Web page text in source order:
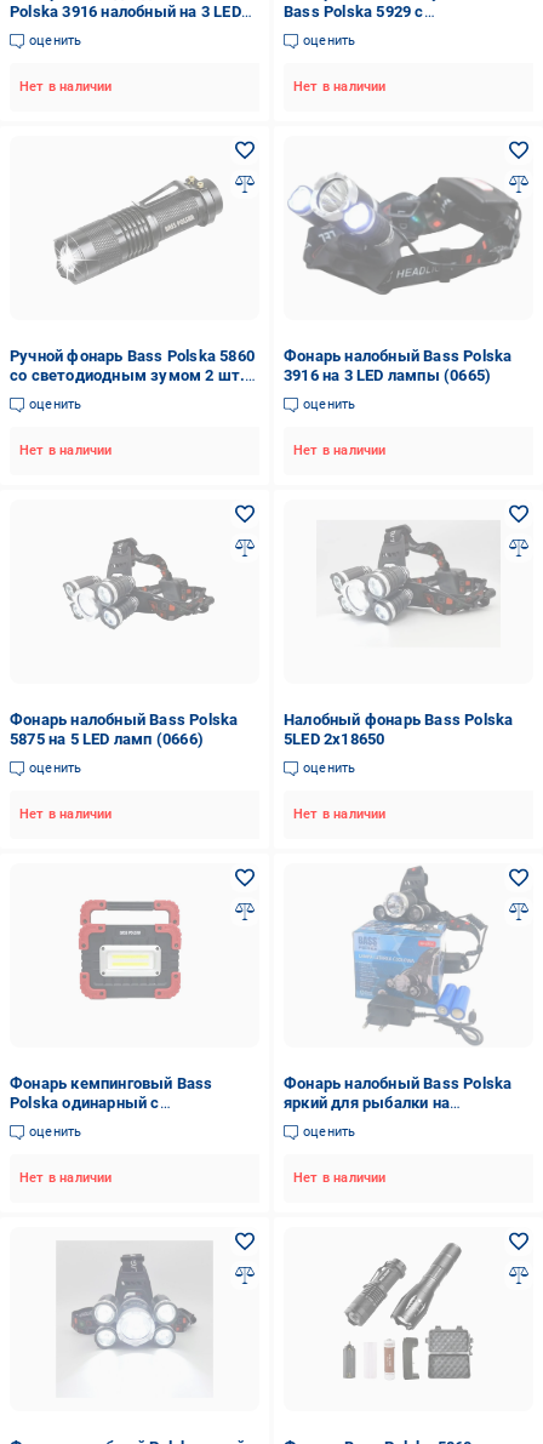
Polska 3916 налобный на 3 LED
лампы
оценить
Нет в наличии
Bass Polska 5929 с
дистанционным управлением
оценить
Нет в наличии
Ручной фонарь Bass Polska 5860
со светодиодным зумом 2 шт.
(0669)
оценить
Нет в наличии
Фонарь налобный Bass Polska
3916 на 3 LED лампы (0665)
оценить
Нет в наличии
Фонарь налобный Bass Polska
5875 на 5 LED ламп (0666)
оценить
Нет в наличии
Налобный фонарь Bass Polska
5LED 2х18650
оценить
Нет в наличии
Фонарь кемпинговый Bass
Polska одинарный с
аккумулятором и солнечной
батареей (31467262)
оценить
Нет в наличии
Фонарь налобный Bass Polska
яркий для рыбалки на
аккумуляторах 3 LED
оценить
Нет в наличии